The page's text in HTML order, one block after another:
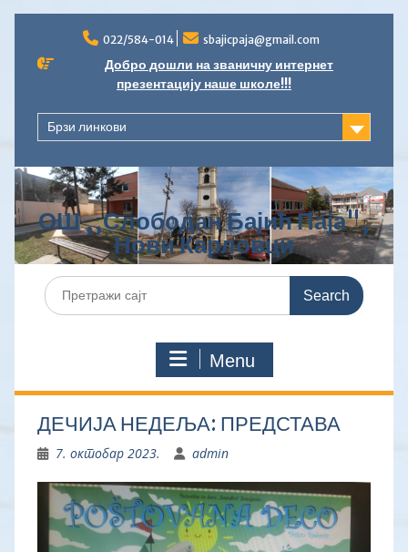
content
022/584-014 sbajicpaja@gmail.com
Добро дошли на званичну интернет
презентацију наше школе!!!
Брзи линкови
ОШ ,,Слободан Бајић Паја",
Нови Карловци
Search
for:
Menu
ДЕЧИЈА НЕДЕЉА: ПРЕДСТАВА
7. октобар 2023. admin